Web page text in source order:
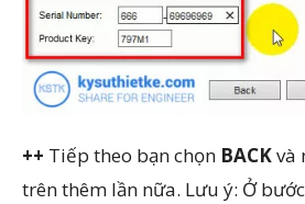
++ Tiếp theo bạn chọn BACKvà
trên thêm lần nữa. Lưu ý: Ở